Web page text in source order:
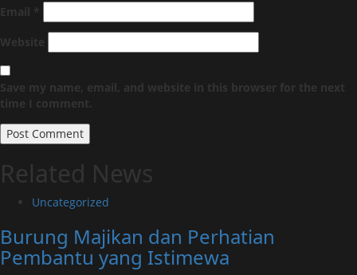
Email *
Website
Save my name, email, and website in this browser for the next
time I comment.
Related News
Uncategorized
Burung Majikan dan Perhatian
Pembantu yang Istimewa